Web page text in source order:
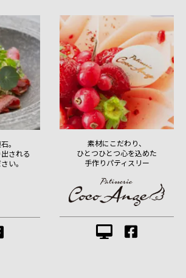
。
される
い。
素材にこだわり、
ひとつひとつ心を込めた
手作りパティスリー